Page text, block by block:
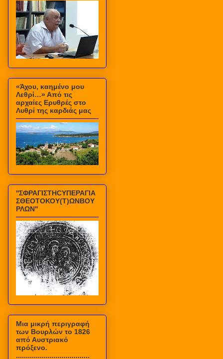
«Άχου, καημένο μου
Λεθρί…» Από τις
αρχαίες Ερυθρές στο
Λυθρί της καρδιάς μας
''ΣΦΡΑΓΙΣΤΗCΥΠΕΡΑΓΙΑ
ΣΘΕΟΤΟΚΟΥ(Τ)ΩΝΒΟΥ
ΡΛΩΝ''
Mια μικρή περιγραφή
των Βουρλών το 1826
από Αυστριακό
πρόξενο.
.....................................